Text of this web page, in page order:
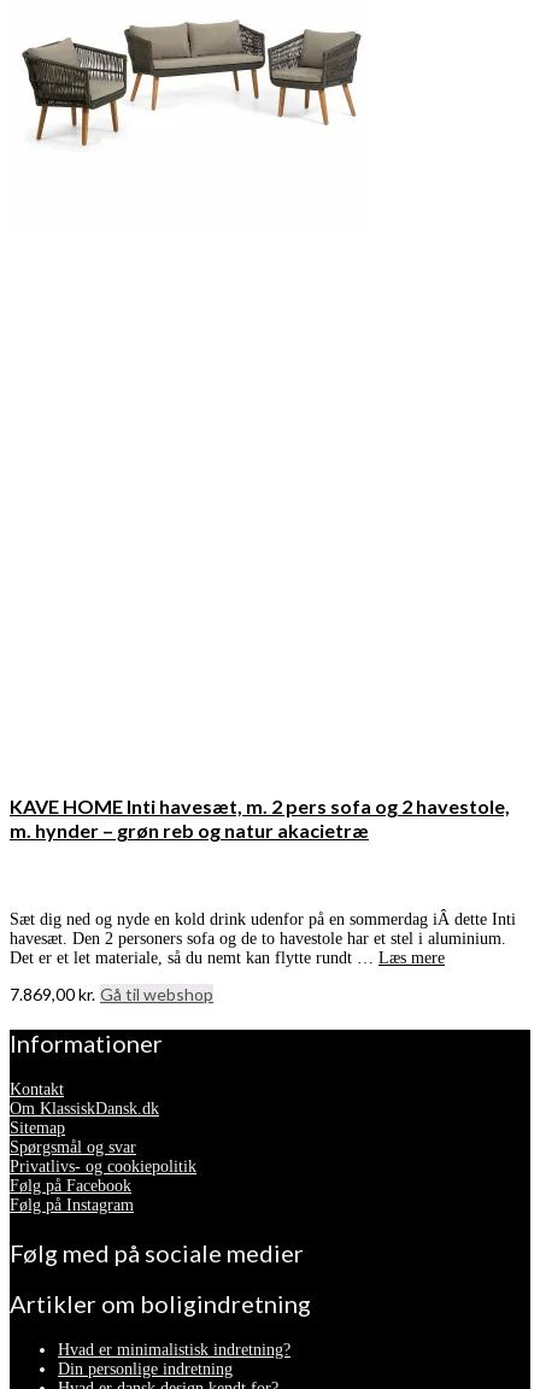
KAVE HOME Inti havesæt, m. 2 pers sofa og 2 havestole,
m. hynder – grøn reb og natur akacietræ
Sæt dig ned og nyde en kold drink udenfor på en sommerdag iÂ dette Inti
havesæt. Den 2 personers sofa og de to havestole har et stel i aluminium.
Det er et let materiale, så du nemt kan flytte rundt … Læs mere
7.869,00kr. Gå til webshop
Informationer
Kontakt
Om KlassiskDansk.dk
Sitemap
Spørgsmål og svar
Privatlivs- og cookiepolitik
Følg på Facebook
Følg på Instagram
Følg med på sociale medier
Artikler om boligindretning
Hvad er minimalistisk indretning?
Din personlige indretning